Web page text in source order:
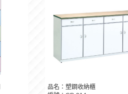
品名：塑鋼收納櫃